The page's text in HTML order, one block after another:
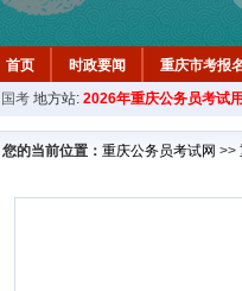
首页 时政要闻 重庆市考报
国考 地方站: 2026年重庆公务员考试
您的当前位置： 重庆公务员考试网 >>